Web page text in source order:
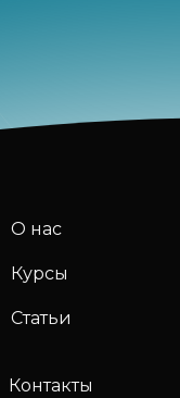
О нас
Курсы
Статьи
Контакты